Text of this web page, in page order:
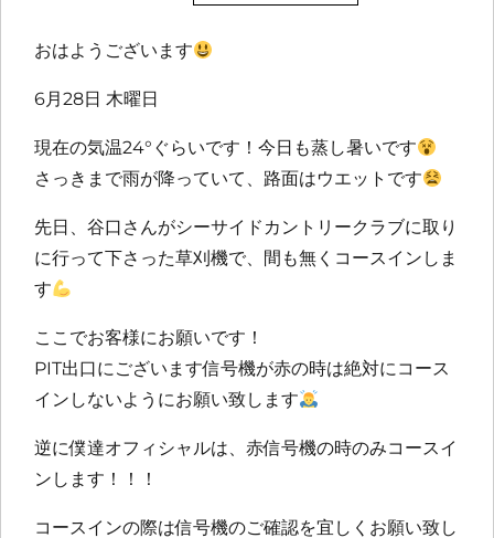
おはようございます
6月28日 木曜日
現在の気温24°ぐらいです！今日も蒸し暑いです
さっきまで雨が降っていて、路面はウエットです
先日、谷口さんがシーサイドカントリークラブに取り
に行って下さった草刈機で、間も無くコースインしま
す
ここでお客様にお願いです！
PIT出口にございます信号機が赤の時は絶対にコース
インしないようにお願い致します
逆に僕達オフィシャルは、赤信号機の時のみコースイ
ンします！！！
コースインの際は信号機のご確認を宜しくお願い致し